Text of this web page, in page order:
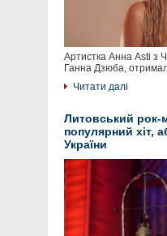
Артистка Анна Asti з
Ганна Дзюба,
Читати далі
Литовський рок-
популярний хіт,
України